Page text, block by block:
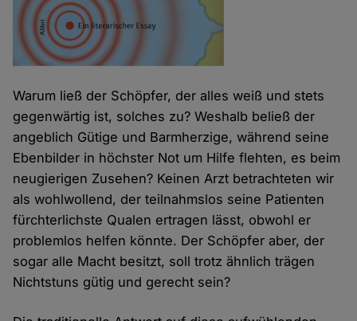
Warum ließ der Schöpfer, der alles weiß und stets
gegenwärtig ist, solches zu? Weshalb beließ der
angeblich Gütige und Barmherzige, während seine
Ebenbilder in höchster Not um Hilfe flehten, es beim
neugierigen Zusehen? Keinen Arzt betrachteten wir
als wohlwollend, der teilnahmslos seine Patienten
fürchterlichste Qualen ertragen lässt, obwohl er
problemlos helfen könnte. Der Schöpfer aber, der
sogar alle Macht besitzt, soll trotz ähnlich trägen
Nichtstuns gütig und gerecht sein?